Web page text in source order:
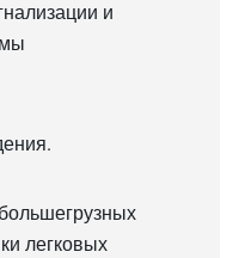
и
легковых